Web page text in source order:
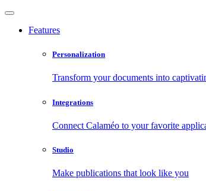
Features
Personalization
Transform your documents into
Integrations
Connect Calaméo to your favorite
Studio
Make publications that look like you